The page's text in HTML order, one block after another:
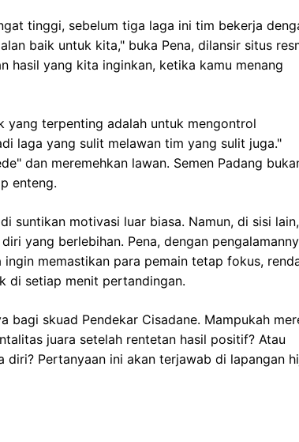
tinggi, sebelum tiga laga ini tim bekerja
baik untuk kita," buka Pena, dilansir situs
hasil yang kita inginkan, ketika kamu menang
yang terpenting adalah untuk mengontrol
laga yang sulit melawan tim yang sulit juga."
dan meremehkan lawan. Semen Padang
enteng.
suntikan motivasi luar biasa. Namun, di sisi lain,
yang berlebihan. Pena, dengan
memastikan para pemain tetap fokus,
di setiap menit pertandingan.
bagi skuad Pendekar Cisadane. Mampukah
juara setelah rentetan hasil positif? Atau
Pertanyaan ini akan terjawab di lapangan